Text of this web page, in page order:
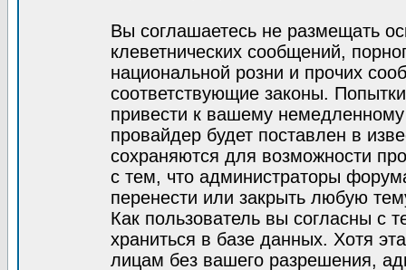
Вы соглашаетесь не размещать
клеветнических сообщений,
национальной розни и прочих
соответствующие законы.
привести к вашему
провайдер будет поставлен в
сохраняются для возможности
с тем, что администраторы
перенести или закрыть любую
Как пользователь вы согласны с
храниться в базе данных. Хотя
лицам без вашего разрешения,